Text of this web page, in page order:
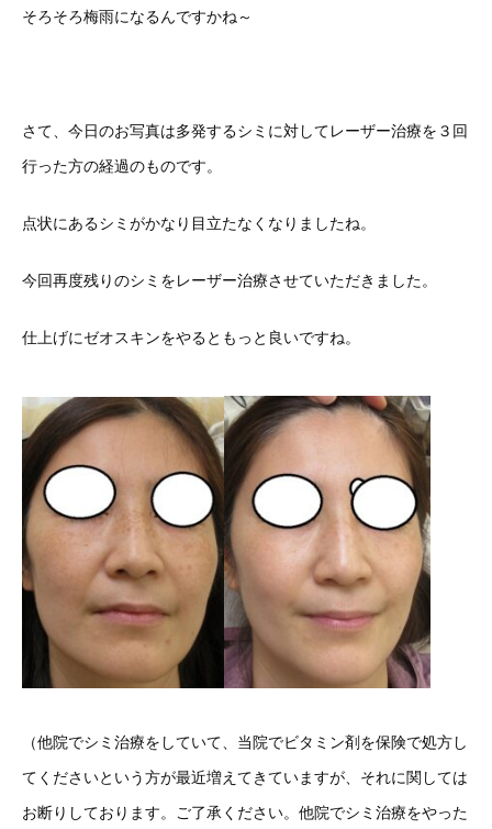
そろそろ梅雨になるんですかね～
さて、今日のお写真は多発するシミに対してレーザー治療を３回
行った方の経過のものです。
点状にあるシミがかなり目立たなくなりましたね。
今回再度残りのシミをレーザー治療させていただきました。
仕上げにゼオスキンをやるともっと良いですね。
（他院でシミ治療をしていて、当院でビタミン剤を保険で処方し
てくださいという方が最近増えてきていますが、それに関しては
お断りしております。ご了承ください。他院でシミ治療をやった